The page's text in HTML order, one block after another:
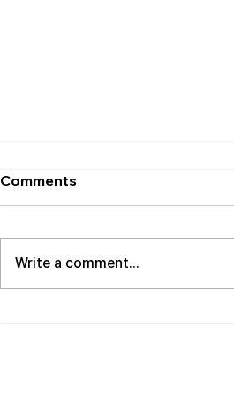
[2026.08.02] 교회 소식
• 성만찬 오늘 예배중에 있습니다.
의회 모임 8월 11일 화요일 오전 11
시에 저희 교회에서 호스트 합니
Comments
Write a comment...